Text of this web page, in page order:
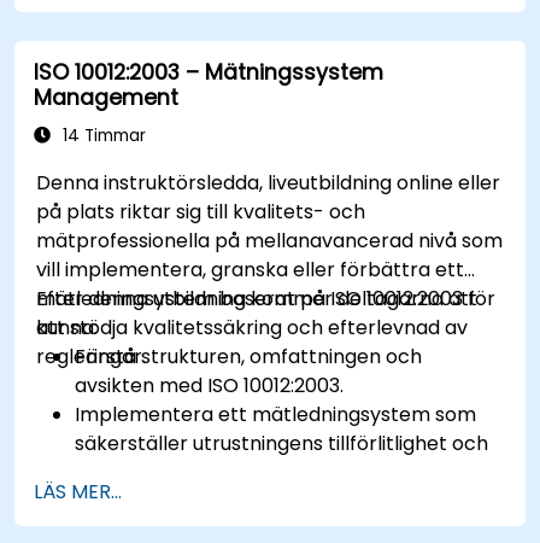
ISO 10012:2003 – Mätningssystem
Management
14 Timmar
Denna instruktörsledda, liveutbildning online eller
på plats riktar sig till kvalitets- och
mätprofessionella på mellanavancerad nivå som
vill implementera, granska eller förbättra ett
mätledningsystem baserat på ISO 10012:2003 för
att stödja kvalitetssäkring och efterlevnad av
regleringar.
Efter denna utbildning kommer deltagarna att
kunna:
Förstå strukturen, omfattningen och
avsikten med ISO 10012:2003.
Implementera ett mätledningsystem som
säkerställer utrustningens tillförlitlighet och
Definiera roller, ansvar och dokumentation
som krävs för mätkontroll.
LÄS MER...